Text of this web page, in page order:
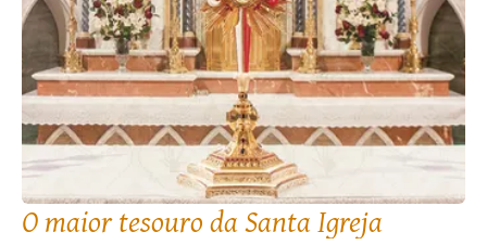
O maior tesouro da Santa Igreja